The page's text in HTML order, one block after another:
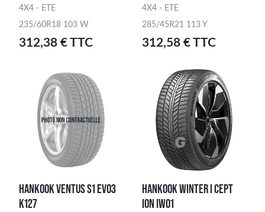
4X4 - ETE
235/60R18 103 W
312,38 € TTC
4X4 - ETE
285/45R21 113 Y
312,58 € TTC
HANKOOK VENTUS S1 EVO3
K127
HANKOOK WINTER I CEPT
ION IW01